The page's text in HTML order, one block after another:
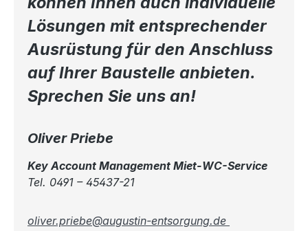
Lösungen mit entsprechender
Ausrüstung für den Anschluss
auf Ihrer Baustelle anbieten.
Sprechen Sie uns an!
Oliver Priebe
Key Account Management Miet-WC-Service
Tel. 0491 – 45437-21
oliver.priebe@augustin-entsorgung.de